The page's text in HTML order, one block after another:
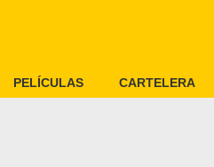
PELÍCULAS CARTELERA